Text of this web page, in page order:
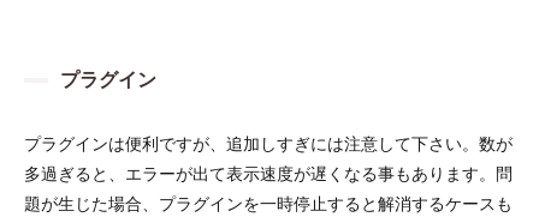
プラグイン
プラグインは便利ですが、追加しすぎには注意して下さい。数が
多過ぎると、エラーが出て表示速度が遅くなる事もあります。問
題が生じた場合、プラグインを一時停止すると解消するケースも